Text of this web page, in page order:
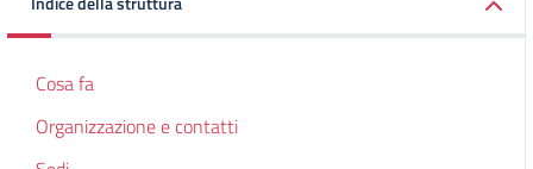
Cosa fa
Organizzazione e contatti